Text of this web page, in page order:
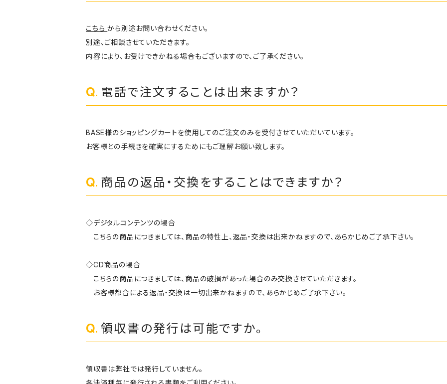
こちら から別途お問い合わせください。
別途、ご相談させていただきます。
内容により、お受けできかねる場合もございますので、ご了承ください。
電話で注文することは出来ますか？
BASE様のショッピングカートを使用してのご注文のみを受付させていただいています。
お客様との手続きを確実にするためにもご理解お願い致します。
商品の返品・交換をすることはできますか？
◇デジタルコンテンツの場合
こちらの商品につきましては、商品の特性上、返品・交換は出来かねますので、あらかじめご了承下さい。
◇CD商品の場合
こちらの商品につきましては、商品の破損があった場合のみ交換させていただきます。
お客様都合による返品・交換は一切出来かねますので、あらかじめご了承下さい。
領収書の発行は可能ですか。
領収書は弊社では発行していません。